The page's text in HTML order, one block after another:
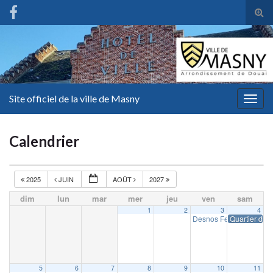
Site officiel de la ville de Masny
Calendrier
2025 JUIN AOÛT 2027
dim lun mar mer jeu ven sam
1 2 3
Desnos Fest19 h 00 min
4
Quartier
5 6 7 8 9 10 11